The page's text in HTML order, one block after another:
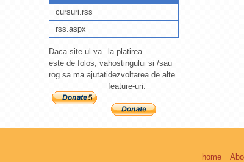
cursuri.rss
rss.aspx
Daca site-ul va
este de folos, va
rog sa ma ajutati
la platirea
hostingului si /sau
dezvoltarea de alte
feature-uri.
home